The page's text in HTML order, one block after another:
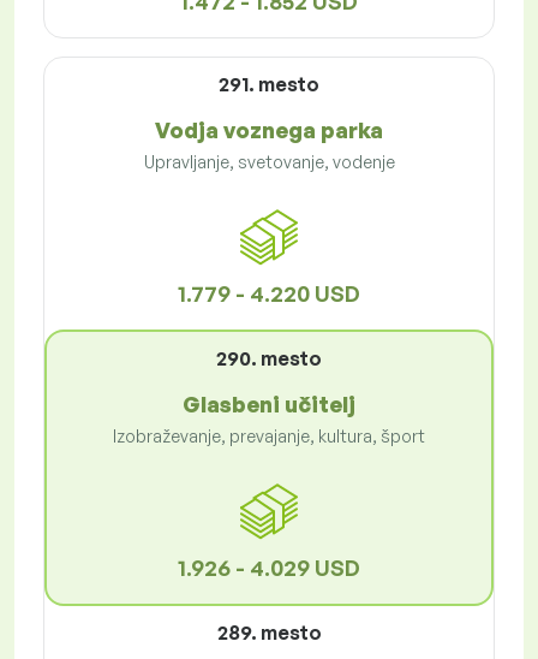
291. mesto
Vodja voznega parka
Upravljanje, svetovanje, vodenje
1.779 - 4.220 USD
290. mesto
Glasbeni učitelj
Izobraževanje, prevajanje, kultura, šport
1.926 - 4.029 USD
289. mesto